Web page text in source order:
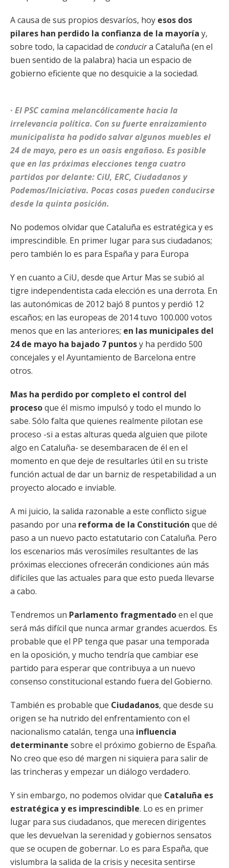
A causa de sus propios desvaríos, hoy esos dos
pilares han perdido la confianza de la mayoría y,
sobre todo, la capacidad de conducira Cataluña (en el
buen sentido de la palabra) hacia un espacio de
gobierno eficiente que no desquicie a la sociedad.
· El PSC camina melancólicamente hacia la
irrelevancia política. Con su fuerte enraizamiento
municipalista ha podido salvar algunos muebles el
24 de mayo, pero es un oasis engañoso. Es posible
que en las próximas elecciones tenga cuatro
partidos por delante: CiU, ERC, Ciudadanos y
Podemos/Iniciativa. Pocas cosas pueden conducirse
desde la quinta posición.
No podemos olvidar que Cataluña es estratégica y es
imprescindible. En primer lugar para sus ciudadanos;
pero también lo es para España y para Europa
Y en cuanto a CiU, desde que Artur Mas se subió al
tigre independentista cada elección es una derrota. En
las autonómicas de 2012 bajó 8 puntos y perdió 12
escaños; en las europeas de 2014 tuvo 100.000 votos
menos que en las anteriores; en las municipales del
24 de mayo ha bajado 7 puntosy ha perdido 500
concejales y el Ayuntamiento de Barcelona entre
otros.
Mas ha perdido por completo el control del
procesoque él mismo impulsó y todo el mundo lo
sabe. Sólo falta que quienes realmente pilotan ese
proceso -si a estas alturas queda alguien que pilote
algo en Cataluña- se desembaracen de él en el
momento en que deje de resultarles útil en su triste
función actual de dar un barniz de respetabilidad a un
proyecto alocado e inviable.
A mi juicio, la salida razonable a este conflicto sigue
pasando por una reforma de la Constitución que dé
paso a un nuevo pacto estatutario con Cataluña. Pero
los escenarios más verosímiles resultantes de las
próximas elecciones ofrecerán condiciones aún más
difíciles que las actuales para que esto pueda llevarse
a cabo.
Tendremos un Parlamento fragmentadoen el que
será más difícil que nunca armar grandes acuerdos. Es
probable que el PP tenga que pasar una temporada
en la oposición, y mucho tendría que cambiar ese
partido para esperar que contribuya a un nuevo
consenso constitucional estando fuera del Gobierno.
También es probable que Ciudadanos, que desde su
origen se ha nutrido del enfrentamiento con el
nacionalismo catalán, tenga una influencia
determinante sobre el próximo gobierno de España.
No creo que eso dé margen ni siquiera para salir de
las trincheras y empezar un diálogo verdadero.
Y sin embargo, no podemos olvidar que Cataluña es
estratégica y es imprescindible. Lo es en primer
lugar para sus ciudadanos, que merecen dirigentes
que les devuelvan la serenidad y gobiernos sensatos
que se ocupen de gobernar. Lo es para España, que
vislumbra la salida de la crisis y necesita sentirse